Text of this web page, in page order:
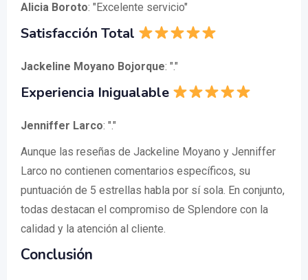
Alicia Boroto: "Excelente servicio"
Satisfacción Total
Jackeline Moyano Bojorque: "."
Experiencia Inigualable
Jenniffer Larco: "."
Aunque las reseñas de Jackeline Moyano y Jenniffer
Larco no contienen comentarios específicos, su
puntuación de 5 estrellas habla por sí sola. En conjunto,
todas destacan el compromiso de Splendore con la
calidad y la atención al cliente.
Conclusión